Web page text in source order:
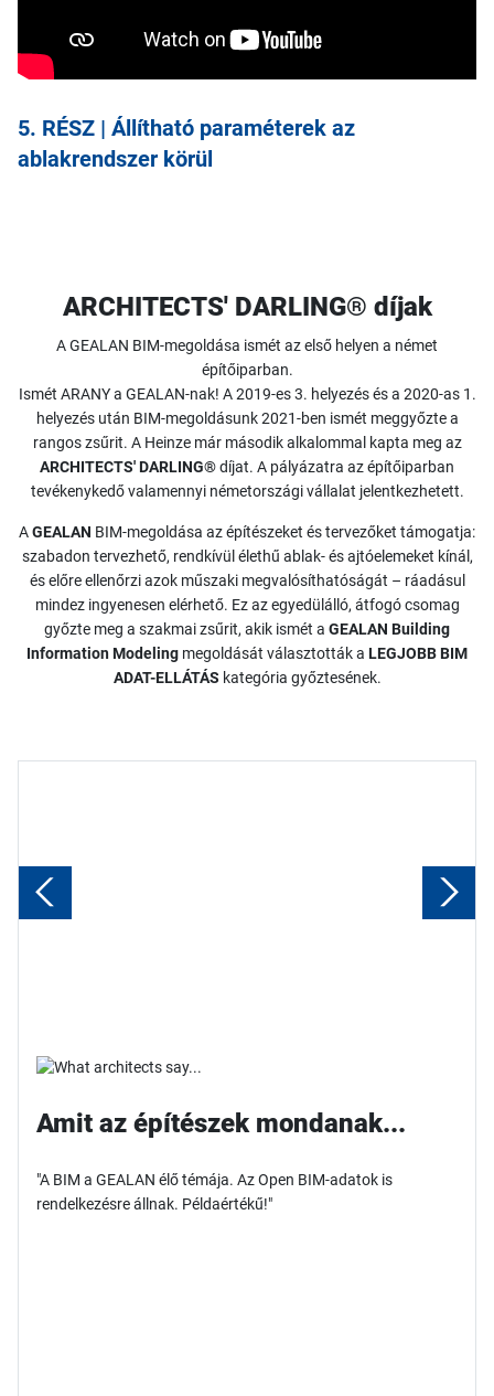
5. RÉSZ | Állítható paraméterek az
ablakrendszer körül
ARCHITECTS' DARLING® díjak
A GEALAN BIM-megoldása ismét az első helyen a német
építőiparban.
Ismét ARANY a GEALAN-nak! A 2019-es 3. helyezés és a 2020-as 1.
helyezés után BIM-megoldásunk 2021-ben ismét meggyőzte a
rangos zsűrit. A Heinze már második alkalommal kapta meg az
ARCHITECTS' DARLING®díjat. A pályázatra az építőiparban
tevékenykedő valamennyi németországi vállalat jelentkezhetett.
AGEALAN BIM-megoldása az építészeket és tervezőket támogatja:
szabadon tervezhető, rendkívül élethű ablak- és ajtóelemeket kínál,
és előre ellenőrzi azok műszaki megvalósíthatóságát – ráadásul
mindez ingyenesen elérhető. Ez az egyedülálló, átfogó csomag
győzte meg a szakmai zsűrit, akik ismét a GEALAN Building
Information Modeling megoldását választották a LEGJOBB BIM
ADAT-ELLÁTÁS kategória győztesének.
Amit az építészek mondanak...
"A BIM a GEALAN élő témája. Az Open BIM-adatok is
rendelkezésre állnak. Példaértékű!"